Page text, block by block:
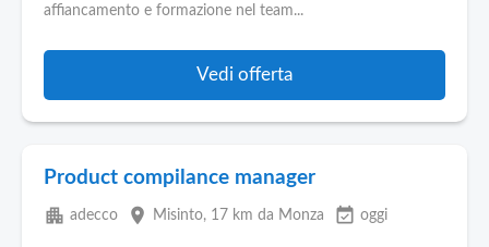
affiancamento e formazione nel team...
Vedi offerta
Product compilance manager
apartment adecco place Misinto, 17 km da Monza event_available oggi